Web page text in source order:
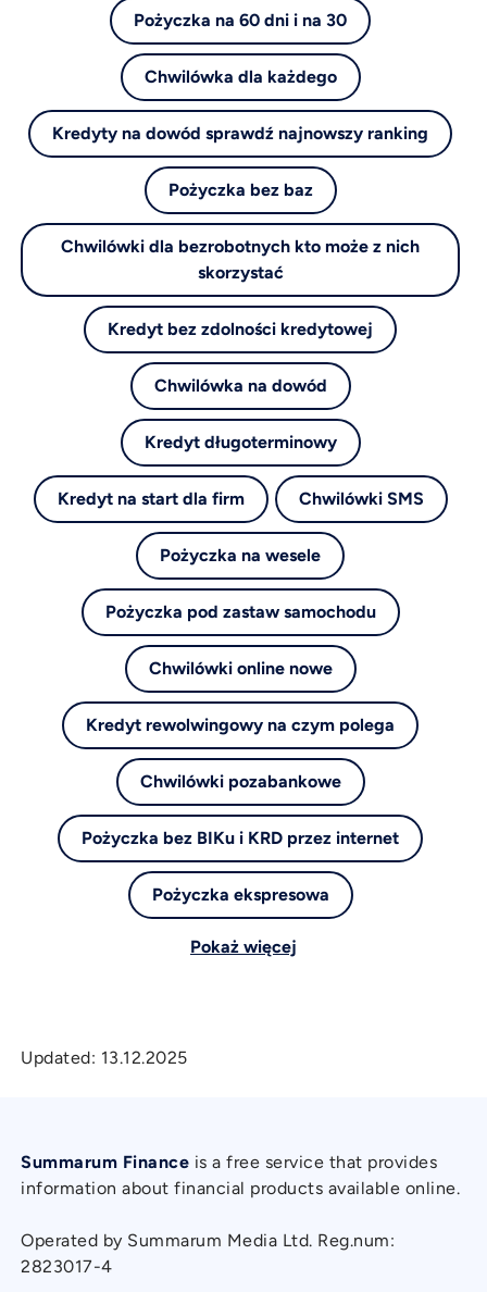
Pożyczka na 60 dni i na 30
Chwilówka dla każdego
Kredyty na dowód sprawdź najnowszy ranking
Pożyczka bez baz
Chwilówki dla bezrobotnych kto może z nich
skorzystać
Kredyt bez zdolności kredytowej
Chwilówka na dowód
Kredyt długoterminowy
Kredyt na start dla firm Chwilówki SMS
Pożyczka na wesele
Pożyczka pod zastaw samochodu
Chwilówki online nowe
Kredyt rewolwingowy na czym polega
Chwilówki pozabankowe
Pożyczka bez BIKu i KRD przez internet
Pożyczka ekspresowa
Pokaż więcej
Updated: 13.12.2025
Summarum Finance is a free service that provides
information about financial products available online.
Operated by Summarum Media Ltd. Reg.num:
2823017-4